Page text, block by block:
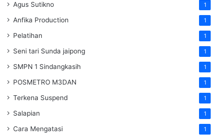
Agus Sutikno 1
Anfika Production 1
Pelatihan 1
Seni tari Sunda jaipong 1
SMPN 1 Sindangkasih 1
POSMETRO M3DAN 1
Terkena Suspend 1
Salapian 1
Cara Mengatasi 1